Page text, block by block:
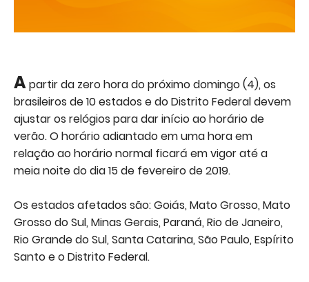
Apartir da zero hora do próximo domingo (4), os
brasileiros de 10 estados e do Distrito Federal devem
ajustar os relógios para dar início ao horário de
verão. O horário adiantado em uma hora em
relação ao horário normal ficará em vigor até a
meia noite do dia 15 de fevereiro de 2019.
Os estados afetados são: Goiás, Mato Grosso, Mato
Grosso do Sul, Minas Gerais, Paraná, Rio de Janeiro,
Rio Grande do Sul, Santa Catarina, São Paulo, Espírito
Santo e o Distrito Federal.